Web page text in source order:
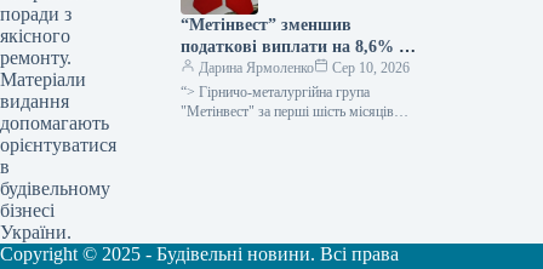
поради з
якісного
ремонту.
Матеріали
видання
допомагають
орієнтуватися
в
будівельному
бізнесі
України.
“Метінвест” зменшив
податкові виплати на 8,6% у
першому півріччі 2026 року,
водночас збільшивши
екологічні платежі на 12%
Дарина Ярмоленко
Сер 10, 2026
“> Гірничо-металургійна група
"Метінвест" за перші шість місяців
Copyright © 2025 - Будівельні новини. Всі права